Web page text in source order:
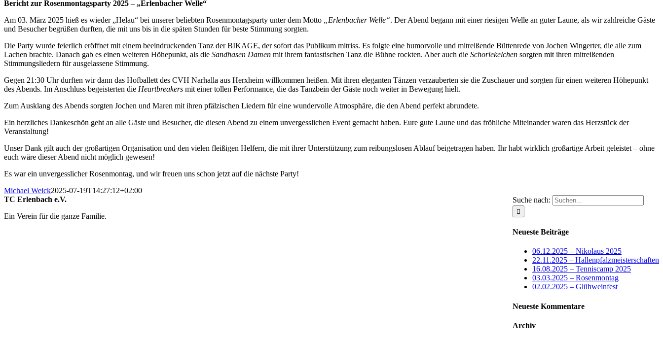
Bericht zur Rosenmontagsparty 2025 – „Erlenbacher Welle“
Am 03. März 2025 hieß es wieder „Helau“ bei unserer beliebten Rosenmontagsparty unter dem Motto
„Erlenbacher Welle“. Der Abend begann mit einer riesigen Welle an guter Laune, als wir zahlreiche Gäste
und Besucher begrüßen durften, die mit uns bis in die späten Stunden für beste Stimmung sorgten.
Die Party wurde feierlich eröffnet mit einem beeindruckenden Tanz der BIKAGE, der sofort das Publikum mitriss. Es folgte eine humorvolle und mitreißende Büttenrede von Jochen Wingerter, die alle zum
Lachen brachte. Danach gab es einen weiteren Höhepunkt, als die Sandhasen Damen mit ihrem fantastischen Tanz die Bühne rockten. Aber auch die Schorlekelchen sorgten mit ihren mitreißenden
Stimmungsliedern für ausgelassene Stimmung.
Gegen 21:30 Uhr durften wir dann das Hofballett des CVH Narhalla aus Herxheim willkommen heißen. Mit ihren eleganten Tänzen verzauberten sie die Zuschauer und sorgten für einen weiteren Höhepunkt
des Abends. Im Anschluss begeisterten die Heartbreakers mit einer tollen Performance, die das Tanzbein der Gäste noch weiter in Bewegung hielt.
Zum Ausklang des Abends sorgten Jochen und Maren mit ihren pfälzischen Liedern für eine wundervolle Atmosphäre, die den Abend perfekt abrundete.
Ein herzliches Dankeschön geht an alle Gäste und Besucher, die diesen Abend zu einem unvergesslichen Event gemacht haben. Eure gute Laune und das fröhliche Miteinander waren das Herzstück der
Veranstaltung!
Unser Dank gilt auch der großartigen Organisation und den vielen fleißigen Helfern, die mit ihrer Unterstützung zum reibungslosen Ablauf beigetragen haben. Ihr habt wirklich großartige Arbeit geleistet – ohne
euch wäre dieser Abend nicht möglich gewesen!
Es war ein unvergesslicher Rosenmontag, und wir freuen uns schon jetzt auf die nächste Party!
Michael Weick2025-07-19T14:27:12+02:00
Suche nach:
Neueste Beiträge
06.12.2025 – Nikolaus 2025
22.11.2025 – Hallenpfalzmeisterschaften
16.08.2025 – Tenniscamp 2025
03.03.2025 – Rosenmontag
02.02.2025 – Glühweinfest
Neueste Kommentare
Archiv
TC Erlenbach e.V.
Ein Verein für die ganze Familie.